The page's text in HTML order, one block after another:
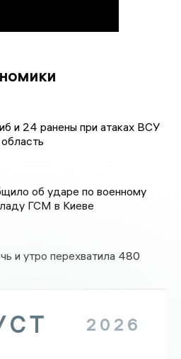
и 24 ранены при атаках ВСУ
об ударе по военному
ГСМ в Киеве
и утро перехватила 480
2026